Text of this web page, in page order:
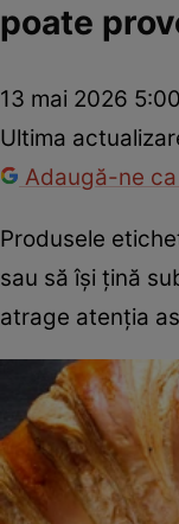
poate
13 mai 2026 5:00
Ultima
Adaugă-ne
Produsele
sau să își țină
atrage atenția